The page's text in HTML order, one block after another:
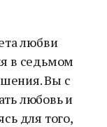
любви
в седьмом
Вы с
любовь и
для того,